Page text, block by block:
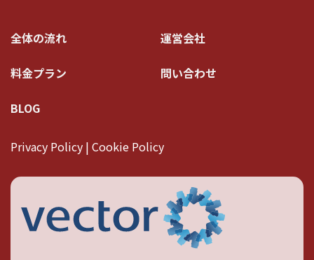
全体の流れ 運営会社
料金プラン 問い合わせ
BLOG
Privacy Policy | Cookie Policy